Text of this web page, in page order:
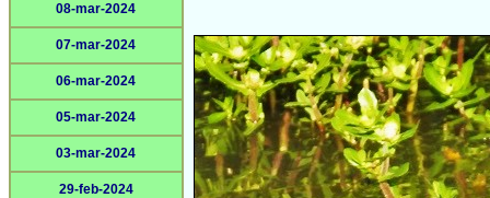
08-mar-2024
07-mar-2024
06-mar-2024
05-mar-2024
03-mar-2024
29-feb-2024